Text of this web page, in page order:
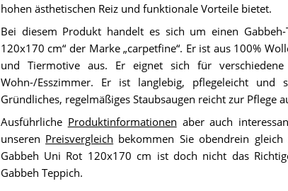
hohen ästhetischen Reiz und funktionale Vorteile bietet.
Bei diesem Produkt handelt es sich um einen
120x170 cm“ der Marke „carpetfine“. Er ist aus 100%
und Tiermotive aus. Er eignet sich für verschiedene
Wohn-/Esszimmer. Er ist langlebig, pflegeleicht und
Gründliches, regelmäßiges Staubsaugen reicht zur Pflege
Ausführliche Produktinformationen aber auch
unseren Preisvergleich bekommen Sie obendrein
Gabbeh Uni Rot 120x170 cm ist doch nicht das
Gabbeh Teppich.